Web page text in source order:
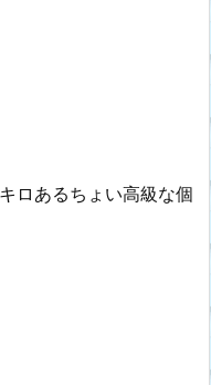
ロあるちょい高級な個